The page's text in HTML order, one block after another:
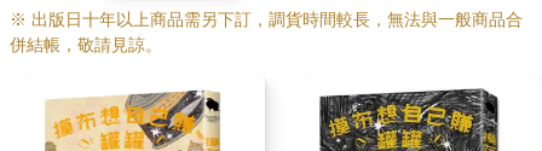
※ 出版日十年以上商品需另下訂，調貨時間較長，無法與一般商品合
併結帳，敬請見諒。